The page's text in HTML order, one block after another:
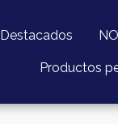
Destacados
Productos